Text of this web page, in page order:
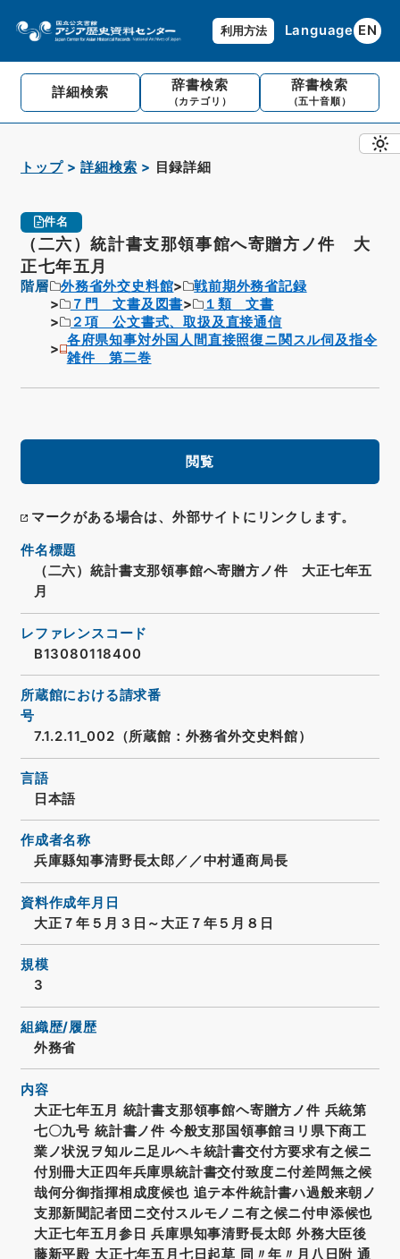
利用方法 Language EN
詳細検索 辞書検索
（カテゴリ）
辞書検索
（五十音順）
トップ 詳細検索 目録詳細
件名
（二六）統計書支那領事館へ寄贈方ノ件 大
正七年五月
階層 外務省外交史料館
戦前期外務省記録
７門 文書及図書
１類 文書
２項 公文書式、取扱及直接通信
各府県知事対外国人間直接照復ニ関スル伺及指令
雑件 第二巻
閲覧
マークがある場合は、外部サイトにリンクします。
件名標題
（二六）統計書支那領事館へ寄贈方ノ件 大正七年五
月
レファレンスコード
B13080118400
所蔵館における請求番
号
7.1.2.11_002（所蔵館：外務省外交史料館）
言語
日本語
作成者名称
兵庫縣知事清野長太郎／／中村通商局長
資料作成年月日
大正７年５月３日～大正７年５月８日
規模
3
組織歴/履歴
外務省
内容
大正七年五月 統計書支那領事館ヘ寄贈方ノ件 兵統第
七〇九号 統計書ノ件 今般支那国領事館ヨリ県下商工
業ノ状況ヲ知ルニ足ルヘキ統計書交付方要求有之候ニ
付別冊大正四年兵庫県統計書交付致度ニ付差閊無之候
哉何分御指揮相成度候也 追テ本件統計書ハ過般来朝ノ
支那新聞記者団ニ交付スルモノニ有之候ニ付申添候也
大正七年五月参日 兵庫県知事清野長太郎 外務大臣後
藤新平殿 大正七年五月七日起草 同〃年〃月八日附 通